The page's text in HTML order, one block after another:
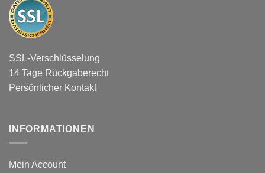
SSL-Verschlüsselung
14 Tage Rückgaberecht
Persönlicher Kontakt
INFORMATIONEN
Mein Account